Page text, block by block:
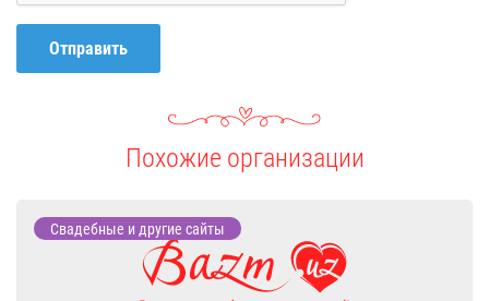
Отправить
Похожие организации
Свадебные и другие сайты